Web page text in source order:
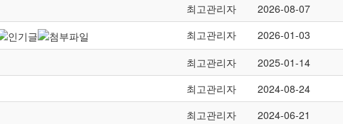
최고관리자
2026-08-07
최고관리자
2026-01-03
최고관리자
2025-01-14
최고관리자
2024-08-24
최고관리자
2024-06-21